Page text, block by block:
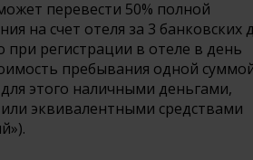
перевести 50% полной
на счет отеля за 3 банковских
при регистрации в отеле в день
пребывания одной
этого наличными деньгами,
эквивалентными средствами